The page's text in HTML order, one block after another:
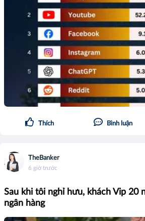
Thích Bình luận
TheBanker
6 giờ trước
Sau khi tôi nghỉ hưu, khách Vip 20
ngân hàng